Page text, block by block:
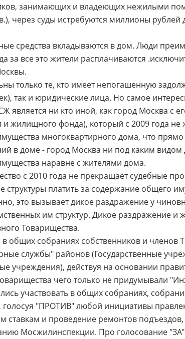
занимающих и владеющих нежилыми
через суды истребуются миллионы
средства вкладываются в дом. Люди
за все это жители расплачиваются
только те, кто имеет непогашенную
так и юридические лица. Но самое
является ни кто иной, как город Москва с
и жилищного фонда), который с 2009 года
многоквартирного дома, что прямо
в доме - город Москва ни под каким видом
наравне с жителями дома.
с 2010 года не прекращает судебные
структуры платить за содержание общего
это вызывает дикое раздражение у
им структур. Дикое раздражение
Товарищества.
общих собраниях собственников и членов
службы" районов (Государственные
учреждения), действуя на основании
чего только не придумывали
участвовать в общих собраниях,
голосуя "ПРОТИВ" любой инициативы
ставкам и проведение ремонтов
Мосжилинспекции. Про голосование